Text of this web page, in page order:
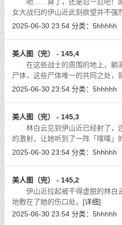
女大战归的伊山近此刻欲望并不强
作罢。心头又有一丝疑惑：她自称
2025-06-30 23:54 分类： 5hhhhh
美人图（完） - 145,4
在这些战士的周围的地上，躺
尸体，这些尸体唯一的共同之处，
[详细]
2025-06-30 23:54 分类： 5hhhhh
美人图（完） - 145,3
林白云见到伊山近已经射了，
的激射，让她听到了一阵「噗噗」
小穴更蜜汁横流，无比怀念这根插
2025-06-30 23:54 分类： 5hhhhh
美人图（完） - 145,2
伊山近拉起被干得虚脱的林白
地敷在了她的伤口处。 [详细]
2025-06-30 23:54 分类： 5hhhhh